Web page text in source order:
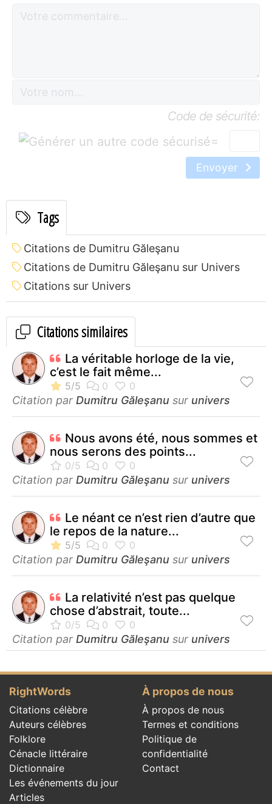
Code de sécurité:
=
Envoyer
Tags
Citations de Dumitru Găleşanu
Citations de Dumitru Găleşanu sur Univers
Citations sur Univers
Citations similaires
La véritable horloge de la vie,
c’est le fait même...
Citation par Dumitru Găleşanu sur univers
Nous avons été, nous sommes et
nous serons des points...
Citation par Dumitru Găleşanu sur univers
Le néant ce n’est rien d’autre que
le repos de la nature...
Citation par Dumitru Găleşanu sur univers
La relativité n’est pas quelque
chose d’abstrait, toute...
Citation par Dumitru Găleşanu sur univers
RightWords
Citations célèbre
Auteurs célèbres
Folklore
Cénacle littéraire
Dictionnaire
Les événements du jour
Articles
À propos de nous
À propos de nous
Termes et conditions
Politique de
confidentialité
Contact